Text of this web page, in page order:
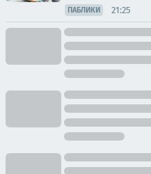
ПАБЛИКИ 21:25